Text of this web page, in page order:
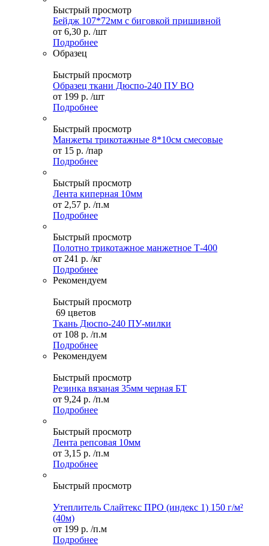
Быстрый просмотр
Бейдж 107*72мм с биговкой пришивной
от 6,30 р. /шт
Подробнее
Образец
Быстрый просмотр
Образец ткани Дюспо-240 ПУ ВО
от 199 р. /шт
Подробнее
Быстрый просмотр
Манжеты трикотажные 8*10см смесовые
от 15 р. /пар
Подробнее
Быстрый просмотр
Лента киперная 10мм
от 2,57 р. /п.м
Подробнее
Быстрый просмотр
Полотно трикотажное манжетное Т-400
от 241 р. /кг
Подробнее
Рекомендуем
Быстрый просмотр
69 цветов
Ткань Дюспо-240 ПУ-милки
от 108 р. /п.м
Подробнее
Рекомендуем
Быстрый просмотр
Резинка вязаная 35мм черная БТ
от 9,24 р. /п.м
Подробнее
Быстрый просмотр
Лента репсовая 10мм
от 3,15 р. /п.м
Подробнее
Быстрый просмотр
Утеплитель Слайтекс ПРО (индекс 1) 150 г/м²
(40м)
от 199 р. /п.м
Подробнее